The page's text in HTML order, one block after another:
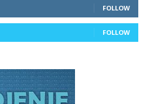
FOLLOW
FOLLOW